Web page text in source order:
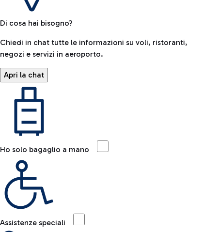
Di cosa hai bisogno?
Chiedi in chat tutte le informazioni su voli, ristoranti,
negozi e servizi in aeroporto.
Apri la chat
Ho solo bagaglio a mano
Assistenze speciali